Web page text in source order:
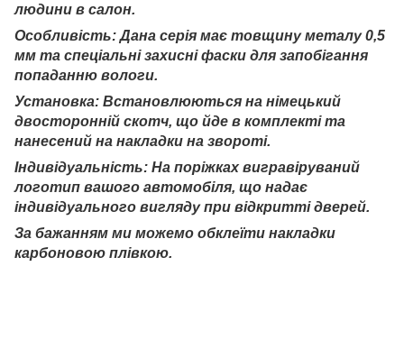
людини в салон.
Особливість: Дана серія має товщину металу 0,5
мм та спеціальні захисні фаски для запобігання
попаданню вологи.
Установка: Встановлюються на німецький
двосторонній скотч, що йде в комплекті та
нанесений на накладки на звороті.
Індивідуальність: На поріжках вигравіруваний
логотип вашого автомобіля, що надає
індивідуального вигляду при відкритті дверей.
За бажанням ми можемо обклеїти накладки
карбоновою плівкою.